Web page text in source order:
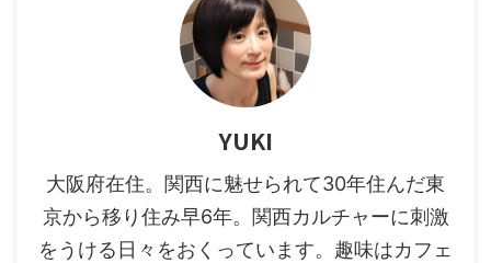
YUKI
大阪府在住。関西に魅せられて30年住んだ東
京から移り住み早6年。関西カルチャーに刺激
をうける日々をおくっています。趣味はカフェ